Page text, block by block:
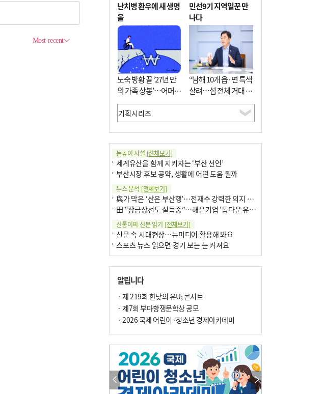
난치병 환우에 새 생명
을
노숙 방황 끝 ‘27년 만
의 가족 상봉’…어머니
와 행복 꿈꿔
민선9기 지역일꾼 만
나다
“남해 10개 읍·면 특색
살려…섬 전체 거대 정
원으로 조성”
눈높이 사설 [전체보기]
세계유산을 함께 지키자는 ‘부산 선언’
부산시장 후보 공약, 생활에 어떤 도움 될까
뉴스 분석 [전체보기]
與가 막은 ‘산은 부산행’…전재수 강력한 의지 표명 없인 공염불
田 “장금상선도 설득중”…해운기업 ‘톱다운 유치전’ 가속
신통이의 신문 읽기 [전체보기]
신문 속 시대현상…뉴미디어 활용해 봐요
스포츠 뉴스 읽으면 경기 보는 눈 커져요
구·군 승진 축하화분 관행 없애자니 소상공인 울상
팩트체크[전체보기]
의령 한우산 털중나리
한 손 뉴스[전체보기]
시민이 개발한 폭염 대응 앱 ‘그늘로’ 길안내 지도 등 인기
골목 맛집 발굴 고메 셀렉션…부산시, 페스티벌 시월 연계
알립니다
· 제 219회 한낮의 유U; 콘서트
· 제7회 부마항쟁문학상 공모
· 2026 국제 어린이·청소년 경제아카데미